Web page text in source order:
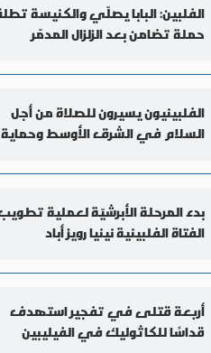
الفلبين: البابا يصلّي والكنيسة
حملة تضامن بعد الزلزال المدمّر
الفلبينيون يسيرون للصلاة من أجل
السلام في الشرق الأوسط وحماية
بدء المرحلة الأبرشيّة لعملية
الفتاة الفلبينية نينيا رويز أباد
أربعة قتلى في تفجير استهدف
قداسًا للكاثوليك في الفيليبين